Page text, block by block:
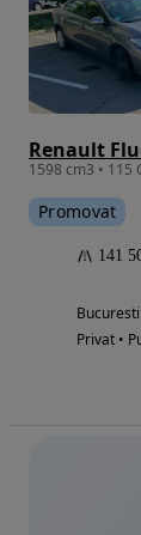
Renault
Promovat
141
Privat •